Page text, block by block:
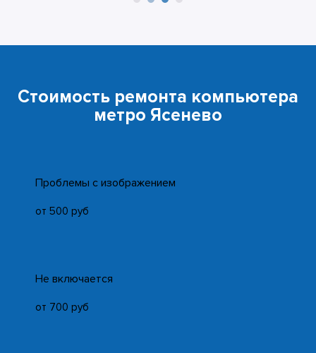
Стоимость ремонта компьютера
метро Ясенево
Проблемы с изображением
от 500 руб
Не включается
от 700 руб